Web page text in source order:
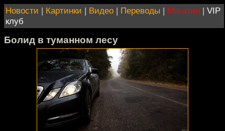
Новости | Картинки | Видео | Переводы | Магазин | VIP
клуб
Болид в туманном лесу